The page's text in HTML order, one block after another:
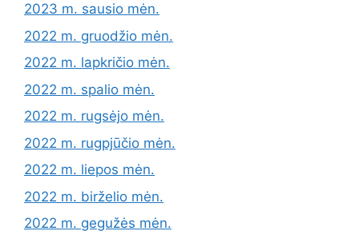
2023 m. sausio mėn.
2022 m. gruodžio mėn.
2022 m. lapkričio mėn.
2022 m. spalio mėn.
2022 m. rugsėjo mėn.
2022 m. rugpjūčio mėn.
2022 m. liepos mėn.
2022 m. birželio mėn.
2022 m. gegužės mėn.